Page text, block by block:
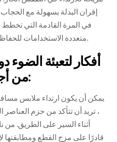
إقران البدلة بسهولة مع
في المرة القادمة التي تخطط
متعددة الاستخدامات للحفاظ على خيارات أسلوبك مفتوحة.
أفكار لتعبئة الضوء
من أجل مسافرة محجبة:
يمكن أن يكون ارتداء ملابس
، تريد أن تتأكد من حزم
أثناء السير على الطريق. من
قادرًا على مزج القطع